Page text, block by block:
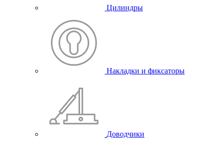
Цилиндры
Накладки и фиксаторы
Доводчики